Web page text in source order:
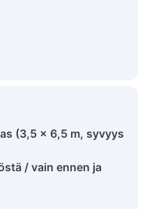
(3,5 x 6,5 m, syvyys
/ vain ennen ja